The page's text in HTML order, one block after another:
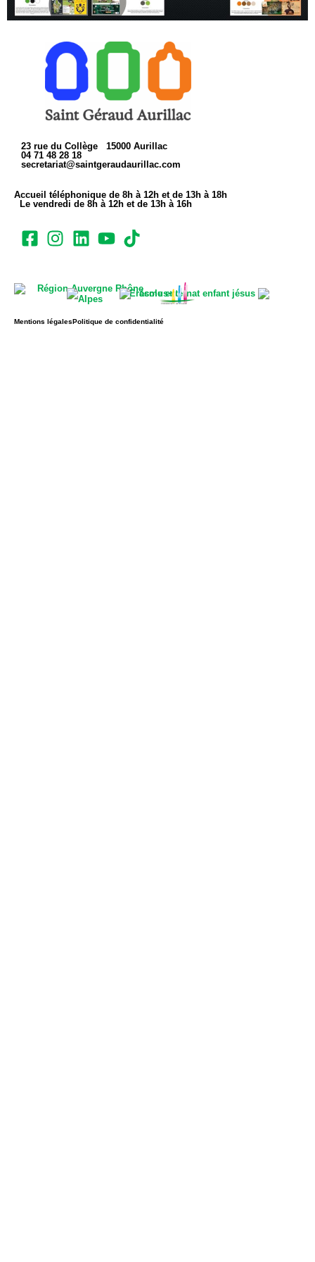
23 rue du Collège 15000 Aurillac
04 71 48 28 18
secretariat@saintgeraudaurillac.com
Accueil téléphonique de 8h à 12h et de 13h à 18h
Le vendredi de 8h à 12h et de 13h à 16h
Mentions légalesPolitique de confidentialité